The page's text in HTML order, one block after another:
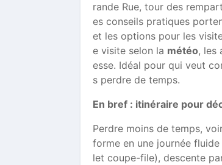
rande Rue, tour des
es conseils pratiques
et les options pour les
e visite selon la météo, les
esse. Idéal pour qui veut
s perdre de temps.
En bref : itinéraire pour
Perdre moins de temps,
forme en une journée
let coupe-file), descente